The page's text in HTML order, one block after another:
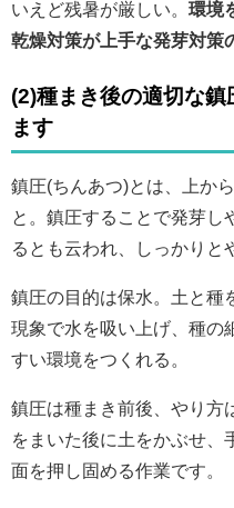
いえど残暑が厳しい。 環境
乾燥対策が上手な発芽対策
(2)種まき後の適切な鎮
ます
鎮圧(ちんあつ)とは、上か
と。鎮圧することで発芽し
るとも云われ、しっかりと
鎮圧の目的は保水。土と種
現象で水を吸い上げ、種の
すい環境をつくれる。
鎮圧は種まき前後、やり方
をまいた後に土をかぶせ、
面を押し固める作業です。